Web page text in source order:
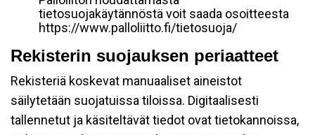
tietosuojakäytännöstä voit saada osoitteesta
https://www.palloliitto.fi/tietosuoja/
Rekisterin suojauksen periaatteet
Rekisteriä koskevat manuaaliset aineistot
säilytetään suojatuissa tiloissa. Digitaalisesti
tallennetut ja käsiteltävät tiedot ovat tietokannoissa,